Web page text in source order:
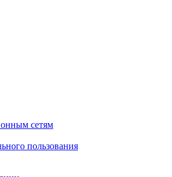
сетям
пользования